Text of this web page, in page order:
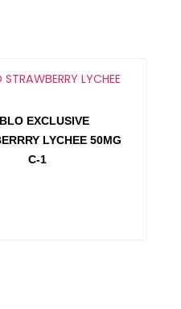
EXCLUSIVE
LYCHEE 50MG
C-1